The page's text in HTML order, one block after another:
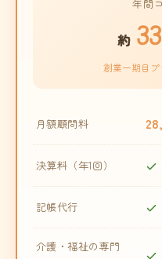
年間
約
創業一期目プ
月額顧問料
決算料（年1回）
記帳代行
介護・福祉の専門